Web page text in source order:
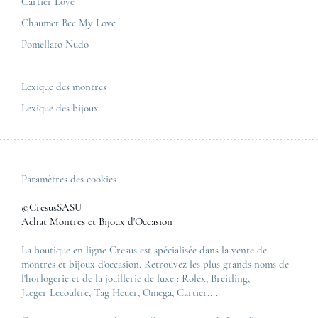
Zénith
Tous les modèles de luxe
Chaumet Bee My Love
Pomellato Nudo
Lexique des montres
Lexique des bijoux
Paramètres des cookies
©CresusSASU
Achat Montres et Bijoux d'Occasion
La boutique en ligne Cresus est spécialisée dans la vente de
montres et bijoux d'occasion. Retrouvez les plus grands noms de
l'horlogerie et de la joaillerie de luxe : Rolex, Breitling,
Jaeger Lecoultre, Tag Heuer, Omega, Cartier....